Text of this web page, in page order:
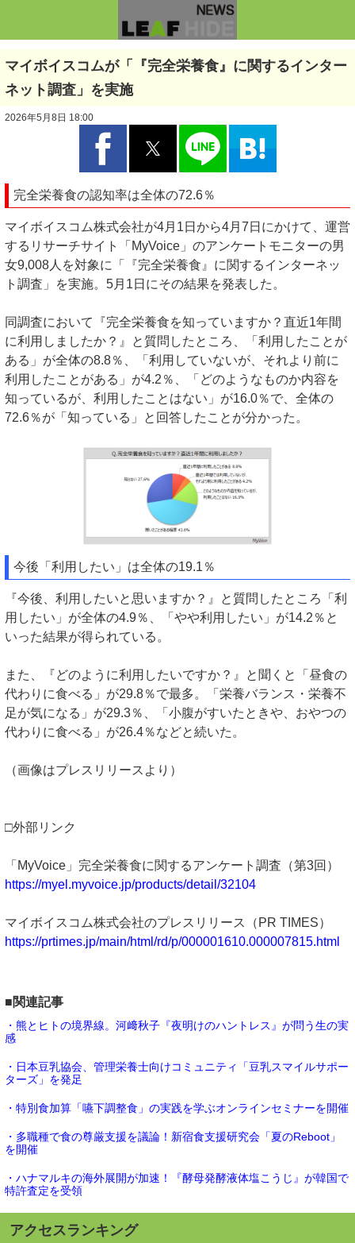
マイボイスコムが「『完全栄養食』に関するインター
ネット調査」を実施
2026年5月8日 18:00
完全栄養食の認知率は全体の72.6％
マイボイスコム株式会社が4月1日から4月7日にかけて、運営
するリサーチサイト「MyVoice」のアンケートモニターの男
女9,008人を対象に「『完全栄養食』に関するインターネッ
ト調査」を実施。5月1日にその結果を発表した。
同調査において『完全栄養食を知っていますか？直近1年間
に利用しましたか？』と質問したところ、「利用したことが
ある」が全体の8.8％、「利用していないが、それより前に
利用したことがある」が4.2％、「どのようなものか内容を
知っているが、利用したことはない」が16.0％で、全体の
72.6％が「知っている」と回答したことが分かった。
今後「利用したい」は全体の19.1％
『今後、利用したいと思いますか？』と質問したところ「利
用したい」が全体の4.9％、「やや利用したい」が14.2％と
いった結果が得られている。
また、『どのように利用したいですか？』と聞くと「昼食の
代わりに食べる」が29.8％で最多。「栄養バランス・栄養不
足が気になる」が29.3％、「小腹がすいたときや、おやつの
代わりに食べる」が26.4％などと続いた。
（画像はプレスリリースより）
□外部リンク
「MyVoice」完全栄養食に関するアンケート調査（第3回）
https://myel.myvoice.jp/products/detail/32104
マイボイスコム株式会社のプレスリリース（PR TIMES）
https://prtimes.jp/main/html/rd/p/000001610.000007815.html
■関連記事
・熊とヒトの境界線。河﨑秋子『夜明けのハントレス』が問う生の実
感
・日本豆乳協会、管理栄養士向けコミュニティ「豆乳スマイルサポー
ターズ」を発足
・特別食加算「嚥下調整食」の実践を学ぶオンラインセミナーを開催
・多職種で食の尊厳支援を議論！新宿食支援研究会「夏のReboot」
を開催
・ハナマルキの海外展開が加速！『酵母発酵液体塩こうじ』が韓国で
特許査定を受領
アクセスランキング